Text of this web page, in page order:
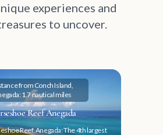
experiences and
to uncover.
from Conch Island,
1.7 nautical miles
Reef Anegada
Reef, Anegada: The 4th largest